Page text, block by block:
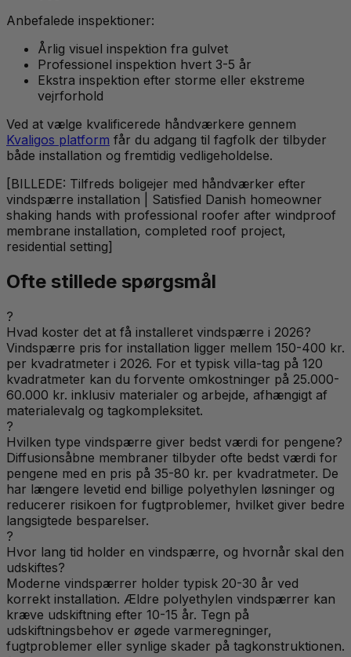
Anbefalede inspektioner:
Årlig visuel inspektion fra gulvet
Professionel inspektion hvert 3-5 år
Ekstra inspektion efter storme eller ekstreme
vejrforhold
Ved at vælge kvalificerede håndværkere gennem
Kvaligos platform får du adgang til fagfolk der tilbyder
både installation og fremtidig vedligeholdelse.
[BILLEDE: Tilfreds boligejer med håndværker efter
vindspærre installation | Satisfied Danish homeowner
shaking hands with professional roofer after windproof
membrane installation, completed roof project,
residential setting]
Ofte stillede spørgsmål
?
Hvad koster det at få installeret vindspærre i 2026?
Vindspærre pris for installation ligger mellem 150-400 kr.
per kvadratmeter i 2026. For et typisk villa-tag på 120
kvadratmeter kan du forvente omkostninger på 25.000-
60.000 kr. inklusiv materialer og arbejde, afhængigt af
materialevalg og tagkompleksitet.
?
Hvilken type vindspærre giver bedst værdi for pengene?
Diffusionsåbne membraner tilbyder ofte bedst værdi for
pengene med en pris på 35-80 kr. per kvadratmeter. De
har længere levetid end billige polyethylen løsninger og
reducerer risikoen for fugtproblemer, hvilket giver bedre
langsigtede besparelser.
?
Hvor lang tid holder en vindspærre, og hvornår skal den
udskiftes?
Moderne vindspærrer holder typisk 20-30 år ved
korrekt installation. Ældre polyethylen vindspærrer kan
kræve udskiftning efter 10-15 år. Tegn på
udskiftningsbehov er øgede varmeregninger,
fugtproblemer eller synlige skader på tagkonstruktionen.